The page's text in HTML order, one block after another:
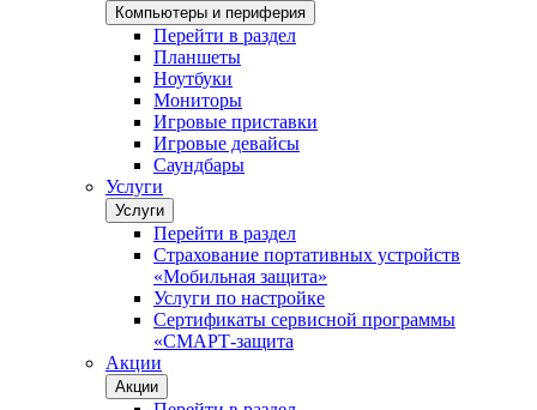
Компьютеры и периферия
Перейти в раздел
Планшеты
Ноутбуки
Мониторы
Игровые приставки
Игровые девайсы
Саундбары
Услуги
Услуги
Перейти в раздел
Страхование портативных устройств
«Мобильная защита»
Услуги по настройке
Сертификаты сервисной программы
«СМАРТ-защита
Акции
Акции